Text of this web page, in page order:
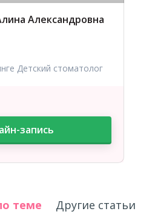
Александровна
Детский стоматолог
запись
теме Другие статьи